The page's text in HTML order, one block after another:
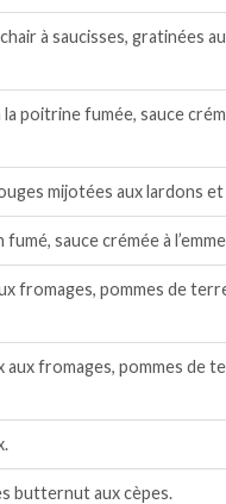
à saucisses, gratinées
poitrine fumée, sauce
mijotées aux lardons et
fumé, sauce crémée à
fromages, pommes de
aux fromages, pommes de
butternut aux cèpes.